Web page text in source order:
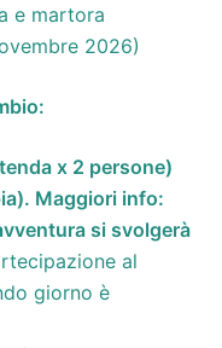
e martora
2026)
x 2 persone)
Maggiori info:
si svolgerà
al
giorno è